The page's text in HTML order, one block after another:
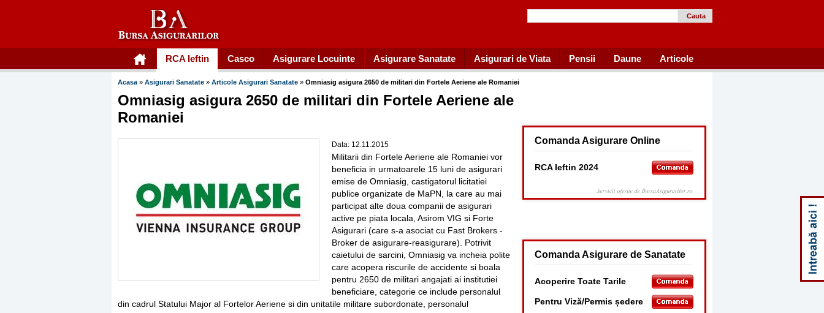
Cauta
RCA Ieftin Casco Asigurare Locuinte Asigurare Sanatate Asigurari de Viata Pensii Daune Articole
Acasa » Asigurari Sanatate » Articole Asigurari Sanatate » Omniasig asigura 2650 de militari din Fortele Aeriene ale Romaniei
Omniasig asigura 2650 de militari din Fortele Aeriene ale
Romaniei
Data: 12.11.2015
Militarii din Fortele Aeriene ale Romaniei vor
beneficia in urmatoarele 15 luni de asigurari
emise de Omniasig, castigatorul licitatiei
publice organizate de MaPN, la care au mai
participat alte doua companii de asigurari
active pe piata locala, Asirom VIG si Forte
Asigurari (care s-a asociat cu Fast Brokers -
Broker de asigurare-reasigurare). Potrivit
caietului de sarcini, Omniasig va incheia polite
care acopera riscurile de accidente si boala
pentru 2650 de militari angajati ai institutiei
beneficiare, categorie ce include personalul
din cadrul Statului Major al Fortelor Aeriene si din unitatile militare subordonate, personalul
Comanda Asigurare Online
RCA Ieftin 2024
Comanda Asigurare de Sanatate
Acoperire Toate Tarile
Pentru Viză/Permis ședere